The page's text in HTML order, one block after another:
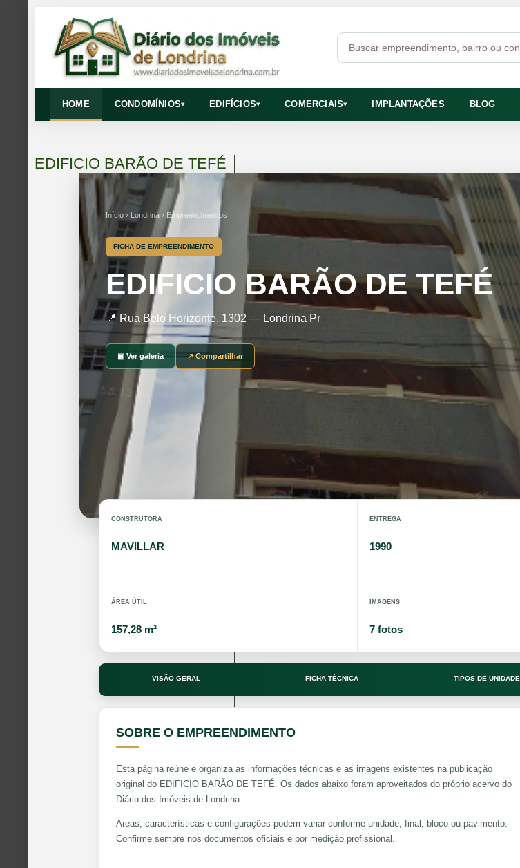
HOME CONDOMÍNIOS▾ EDIFÍCIOS▾ COMERCIAIS▾ IMPLANTAÇÕES BLOG
EDIFICIO BARÃO DE TEFÉ
Início › Londrina › Empreendimentos
FICHA DE EMPREENDIMENTO
EDIFICIO BARÃO DE TEFÉ
📍 Rua Belo Horizonte, 1302 — Londrina Pr
▣ Ver galeria ↗ Compartilhar
CONSTRUTORA
MAVILLAR
ENTREGA
1990
ÁREA ÚTIL
157,28 m²
IMAGENS
7 fotos
VISÃO GERAL FICHA TÉCNICA TIPOS DE UNIDADE
SOBRE O EMPREENDIMENTO
Esta página reúne e organiza as informações técnicas e as imagens existentes na publicação
original do EDIFICIO BARÃO DE TEFÉ. Os dados abaixo foram aproveitados do próprio acervo do
Diário dos Imóveis de Londrina.
Áreas, características e configurações podem variar conforme unidade, final, bloco ou pavimento.
Confirme sempre nos documentos oficiais e por medição profissional.